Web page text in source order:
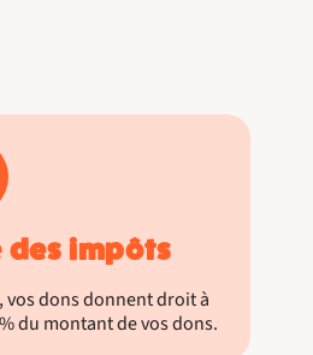
impôts
vos dons donnent droit à
du montant de vos dons.